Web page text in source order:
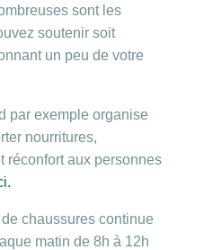
sont les
soutenir soit
un peu de votre
par exemple organise
nourritures,
réconfort aux personnes
chaussures continue
matin de 8h à 12h